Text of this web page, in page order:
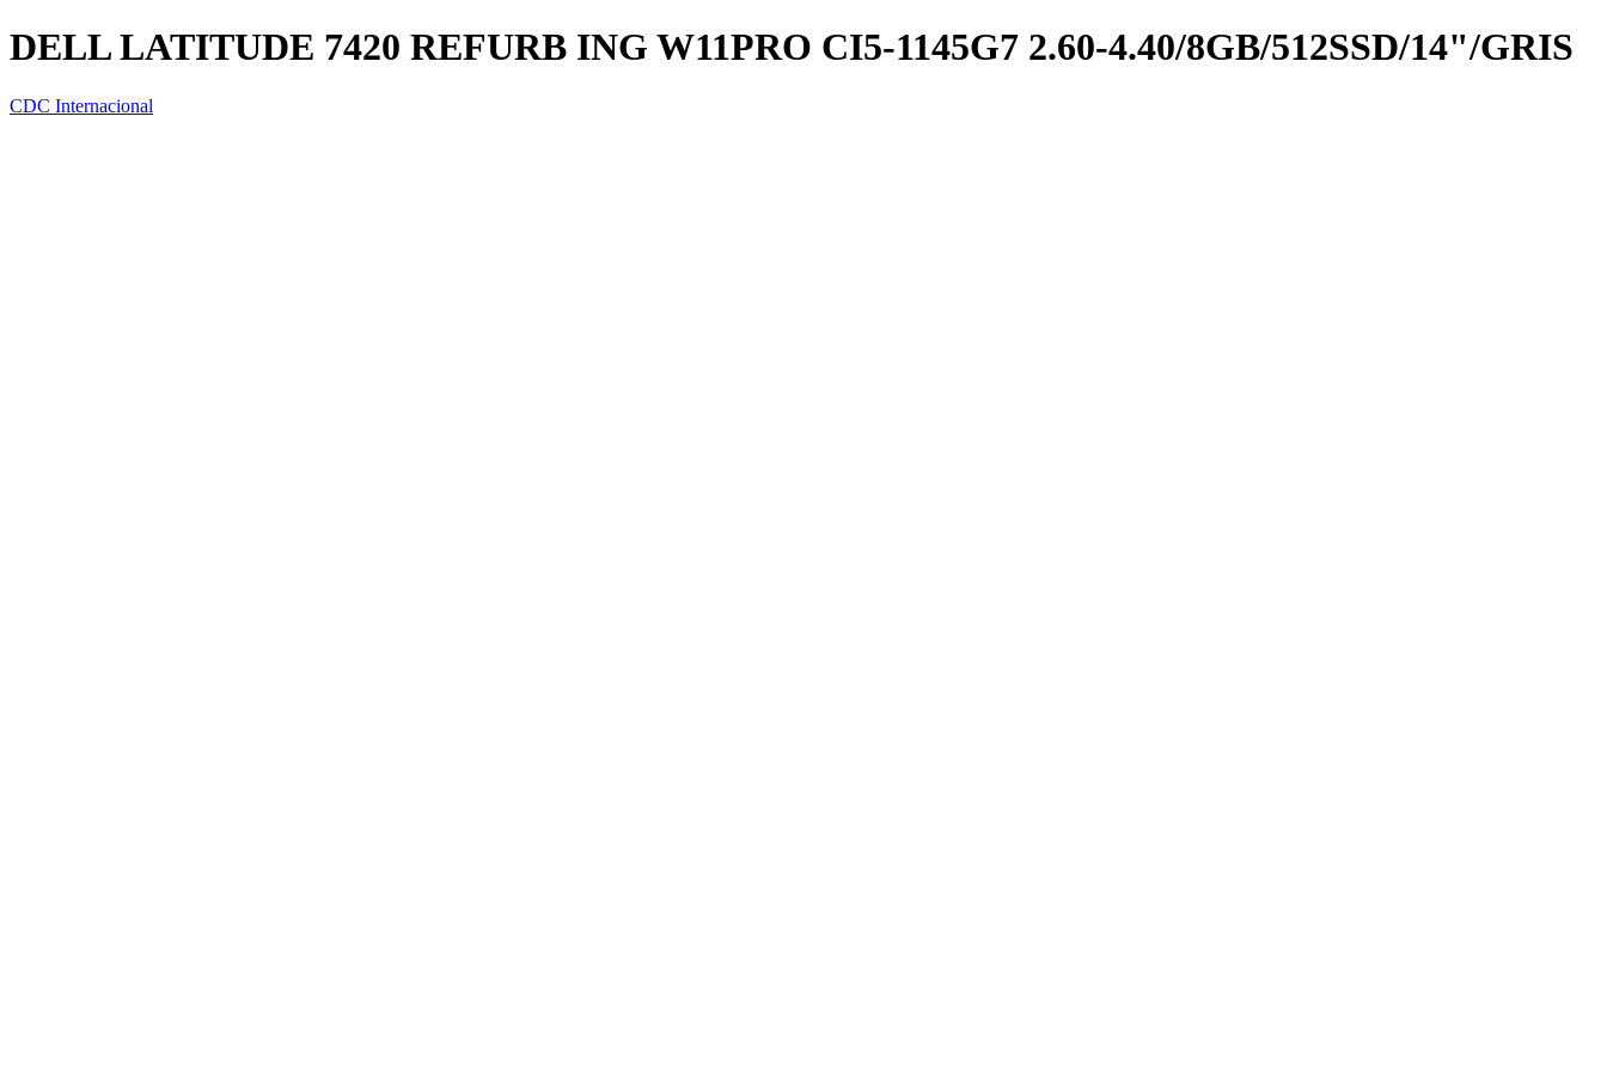
DELL LATITUDE 7420 REFURB ING W11PRO CI5-1145G7 2.60-4.40/8GB/512SSD/14"/GRIS
CDC Internacional